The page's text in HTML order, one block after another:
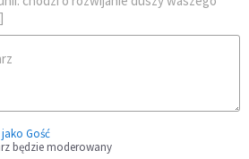
Gość
będzie moderowany